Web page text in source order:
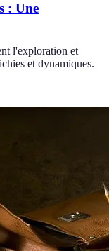
: Une
l'exploration et
et dynamiques.